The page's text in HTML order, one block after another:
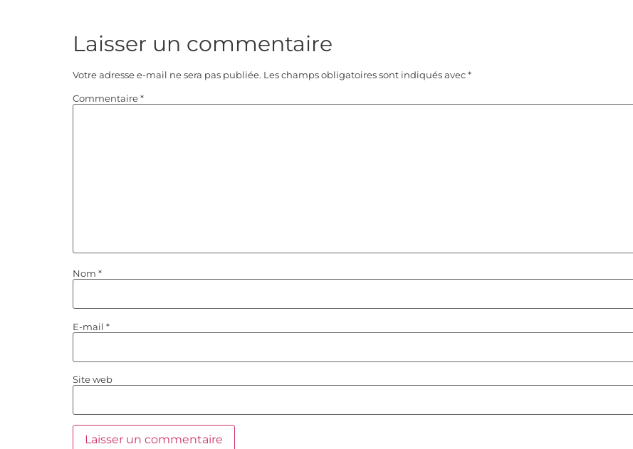
Laisser un commentaire
Votre adresse e-mail ne sera pas publiée. Les champs obligatoires sont indiqués avec*
Commentaire*
Nom *
E-mail *
Site web